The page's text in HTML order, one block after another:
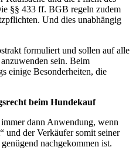
§§ 433 ff. BGB regeln zudem
Und dies unabhängig
formuliert und sollen auf alle
sein. Beim
einige Besonderheiten, die
beim Hundekauf
dann Anwendung, wenn
und der Verkäufer somit seiner
nachgekommen ist.